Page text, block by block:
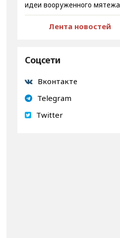
идеи вооруженного мятежа
Лента новостей
Соцсети
Вконтакте
Telegram
Twitter